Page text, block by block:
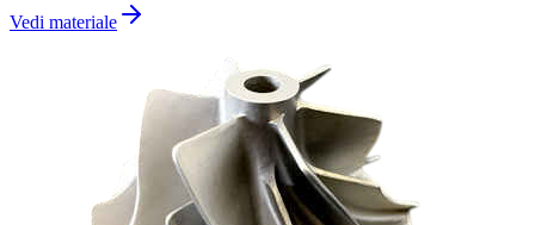
Vedi materiale